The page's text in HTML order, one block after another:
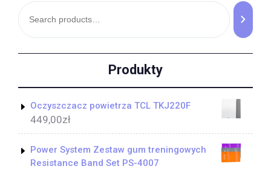
Produkty
Oczyszczacz powietrza TCL TKJ220F
449,00zł
Power System Zestaw gum treningowych
Resistance Band Set PS-4007